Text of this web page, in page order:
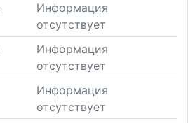
Информация
отсутствует
Информация
отсутствует
Информация
отсутствует